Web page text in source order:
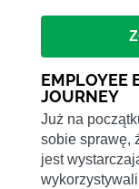
EMPLOYEE
JOURNEY
Już na
sobie sprawę,
jest